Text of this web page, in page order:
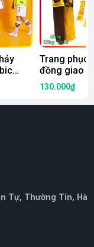
Trang phục
đồng giao
đồng phục
siêu đẹp
130.000₫
Tự, Thường Tín, Hà